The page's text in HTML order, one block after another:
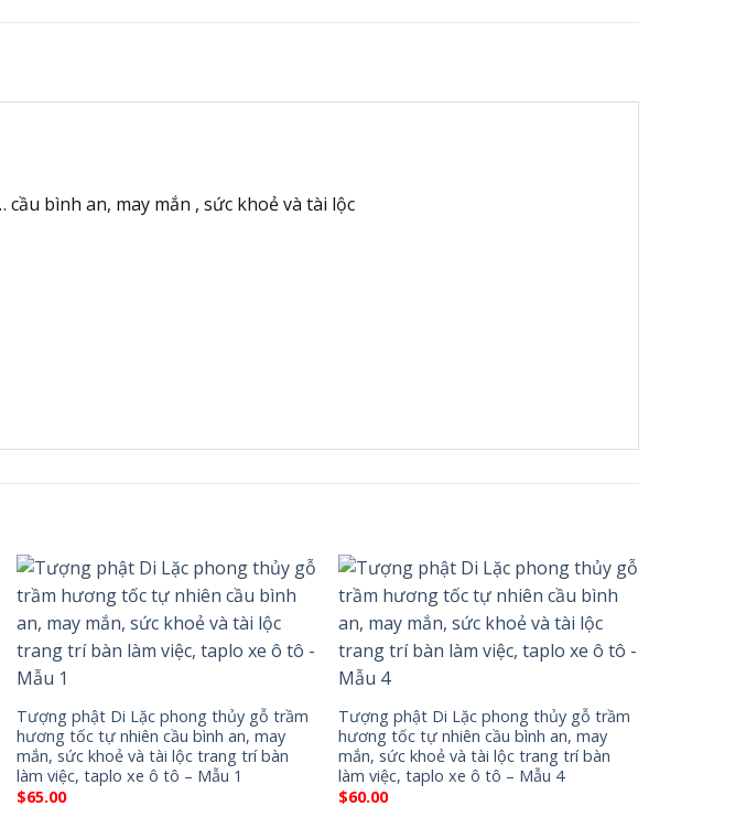
bình an, may mắn , sức khoẻ và tài lộc
Tượng phật Di Lặc phong thủy gỗ trầm
hương tốc tự nhiên cầu bình an, may
mắn, sức khoẻ và tài lộc trang trí bàn
làm việc, taplo xe ô tô – Mẫu 1
$65.00
Tượng phật Di Lặc phong thủy gỗ trầm
hương tốc tự nhiên cầu bình an, may
mắn, sức khoẻ và tài lộc trang trí bàn
làm việc, taplo xe ô tô – Mẫu 4
$60.00